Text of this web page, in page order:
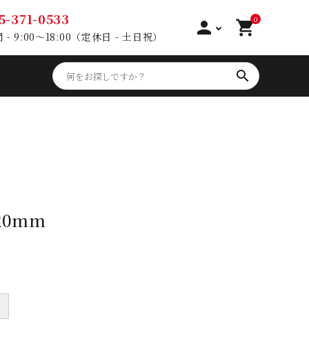
371-0533
- 9:00～18:00（定休日 - 土日祝） person 0
shopping_cart
search